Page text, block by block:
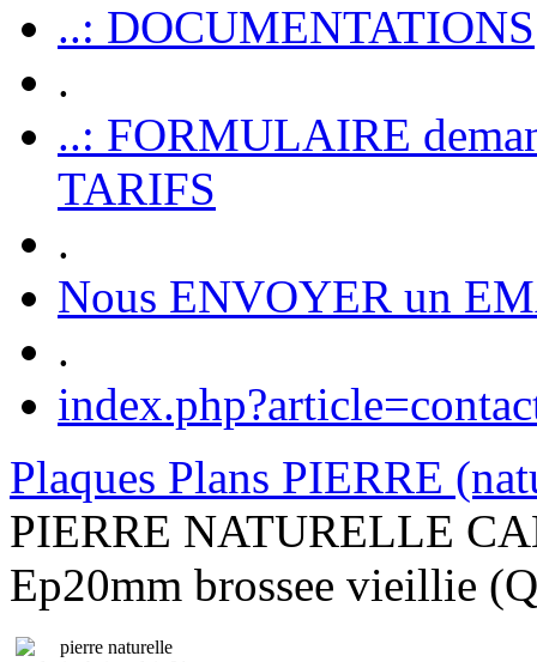
..: DOCUMENTATIONS
.
..: FORMULAIRE
TARIFS
.
Nous ENVOYER un
.
Plaques Plans PIERRE
PIERRE NATURELLE
Ep20mm brossee vieillie